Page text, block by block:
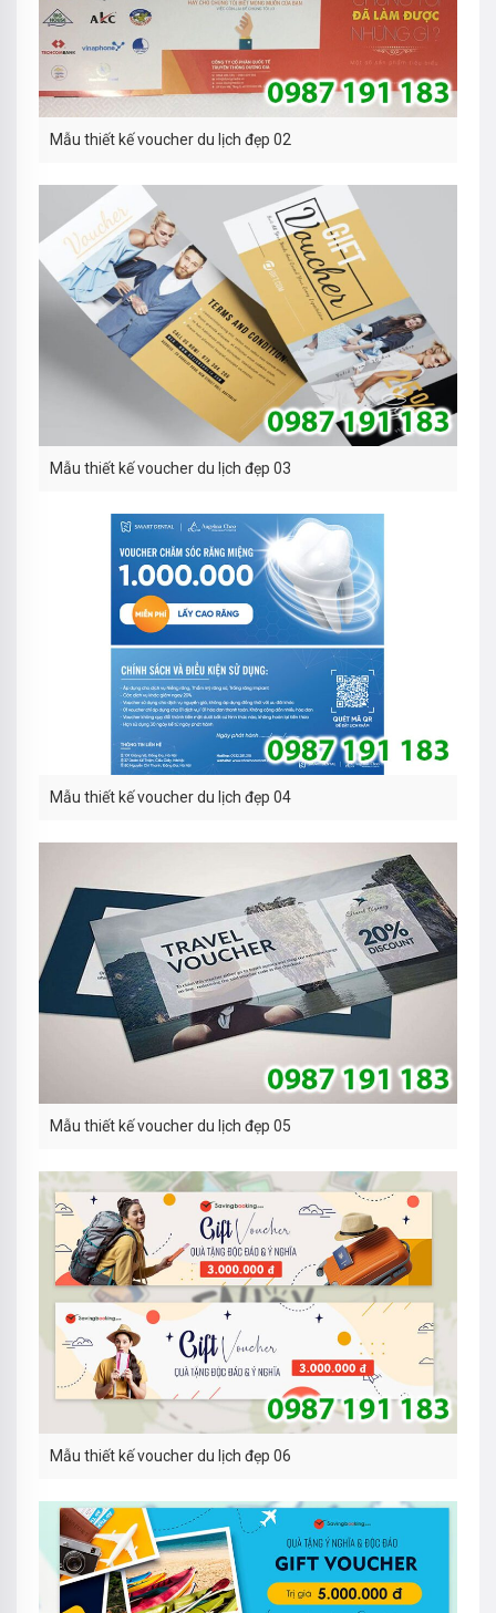
Mẫu thiết kế voucher du lịch đẹp 02
Mẫu thiết kế voucher du lịch đẹp 03
Mẫu thiết kế voucher du lịch đẹp 04
Mẫu thiết kế voucher du lịch đẹp 05
Mẫu thiết kế voucher du lịch đẹp 06